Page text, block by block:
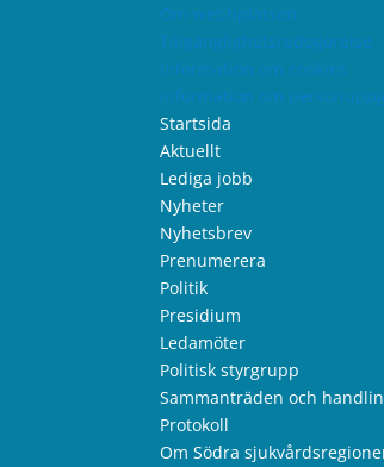
Om webbplatsen
Tillgänglighetsredogörelse
Information om cookies
Information om
Startsida
Aktuellt
Lediga jobb
Nyheter
Nyhetsbrev
Prenumerera
Politik
Presidium
Ledamöter
Politisk styrgrupp
Sammanträden och
Protokoll
Om Södra